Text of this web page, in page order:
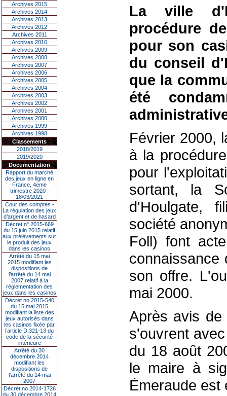
Archives 2015
Archives 2014
Archives 2013
Archives 2012
Archives 2011
Archives 2010
Archives 2009
Archives 2008
Archives 2007
Archives 2006
Archives 2005
Archives 2004
Archives 2003
Archives 2002
Archives 2001
Archives 2000
Archives 1999
Archives 1998
Classements
2018/2019
2019/2020
Documentation
Rapport du marché
des jeux en ligne en
France, 4eme
trimestre 2020 -
18/03/2021
Cour des comptes -
La régulation des jeux
d’argent et de hasard
Décret n° 2015-669
du 15 juin 2015 relatif
aux prélèvements sur
le produit des jeux
dans les casinos
Arrêté du 15 mai
2015 modifiant les
dispositions de
l’arrêté du 14 mai
2007 relatif à la
réglementation des
jeux dans les casinos
Décret no 2015-540
du 15 mai 2015
modifiant la liste des
jeux autorisés dans
les casinos fixée par
l’article D.321-13 du
code de la sécurité
intérieure
Arrêté du 30
décembre 2014
modifiant les
dispositions de
l’arrêté du 14 mai
2007
Décret no 2014-1726
du 30 décembre 2014
La ville
procédure
pour son
du conseil
que la
été
Février 2000,
à la
pour
sortant, la
d'Houlgate,
société
Foll) font
connaissance
son offre.
mai 2000.
Après avis de
s'ouvrent
du 18 août
le maire à
Émeraude est